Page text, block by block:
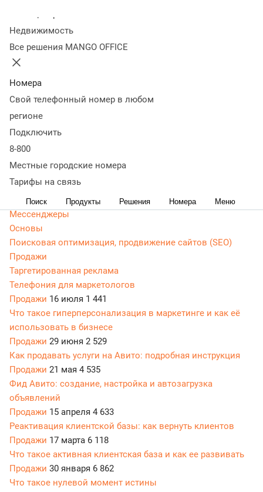
Недвижимость
Все решения MANGO OFFICE
Номера
Свой телефонный номер в любом
регионе
Подключить
8-800
Местные городские номера
Тарифы на связь
Поиск Продукты Решения Номера Меню
Статьи, обзоры, ТОПы, идеи и советы для развития
бизнеса. Энциклопедия маркетолога, Продажи -
актуальная, живая и понятная информация доступным
языком.
CRM маркетинг
Аналитика
Веб-аналитика
Веб-разработка
Контекстная реклама
Яндекс Директ
Контент-маркетинг
Мессенджеры
Основы
Поисковая оптимизация, продвижение сайтов (SEO)
Продажи
Таргетированная реклама
Телефония для маркетологов
Продажи 16 июля 1 441
Что такое гиперперсонализация в маркетинге и как её
использовать в бизнесе
Продажи 29 июня 2 529
Как продавать услуги на Авито: подробная инструкция
Продажи 21 мая 4 535
Фид Авито: создание, настройка и автозагрузка
объявлений
Продажи 15 апреля 4 633
Реактивация клиентской базы: как вернуть клиентов
Продажи 17 марта 6 118
Что такое активная клиентская база и как ее развивать
Продажи 30 января 6 862
Что такое нулевой момент истины